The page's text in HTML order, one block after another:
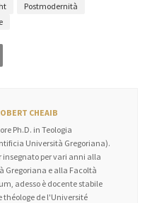
Postmodernità
CHEAIB
Ph.D. in Teologia
Università Gregoriana).
insegnato per vari anni alla
Gregoriana e alla Facoltà
adesso è docente stabile
théologe de l'Université